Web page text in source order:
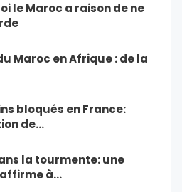
le Maroc a raison de ne
Maroc en Afrique : de la
bloqués en France:
de…
la tourmente: une
affirme à…